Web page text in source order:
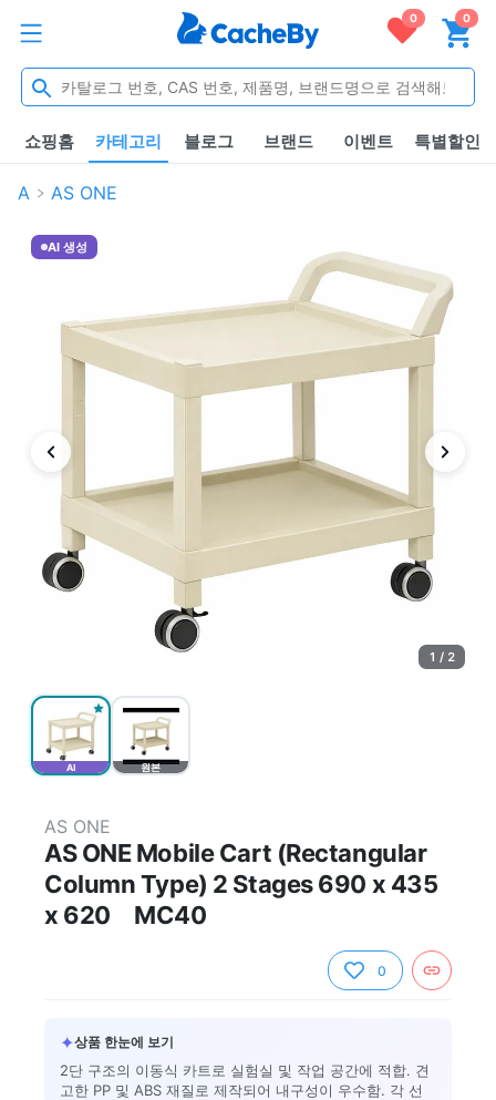
0 0
쇼핑홈 카테고리 블로그 브랜드 이벤트 특별할인
A AS ONE
AI 원본
AI 생성
1 / 2
AS ONE
AS ONE Mobile Cart (Rectangular
Column Type) 2 Stages 690 x 435
x 620 MC40
0
✦상품 한눈에 보기
2단 구조의 이동식 카트로 실험실 및 작업 공간에 적합. 견
고한 PP 및 ABS 재질로 제작되어 내구성이 우수함. 각 선